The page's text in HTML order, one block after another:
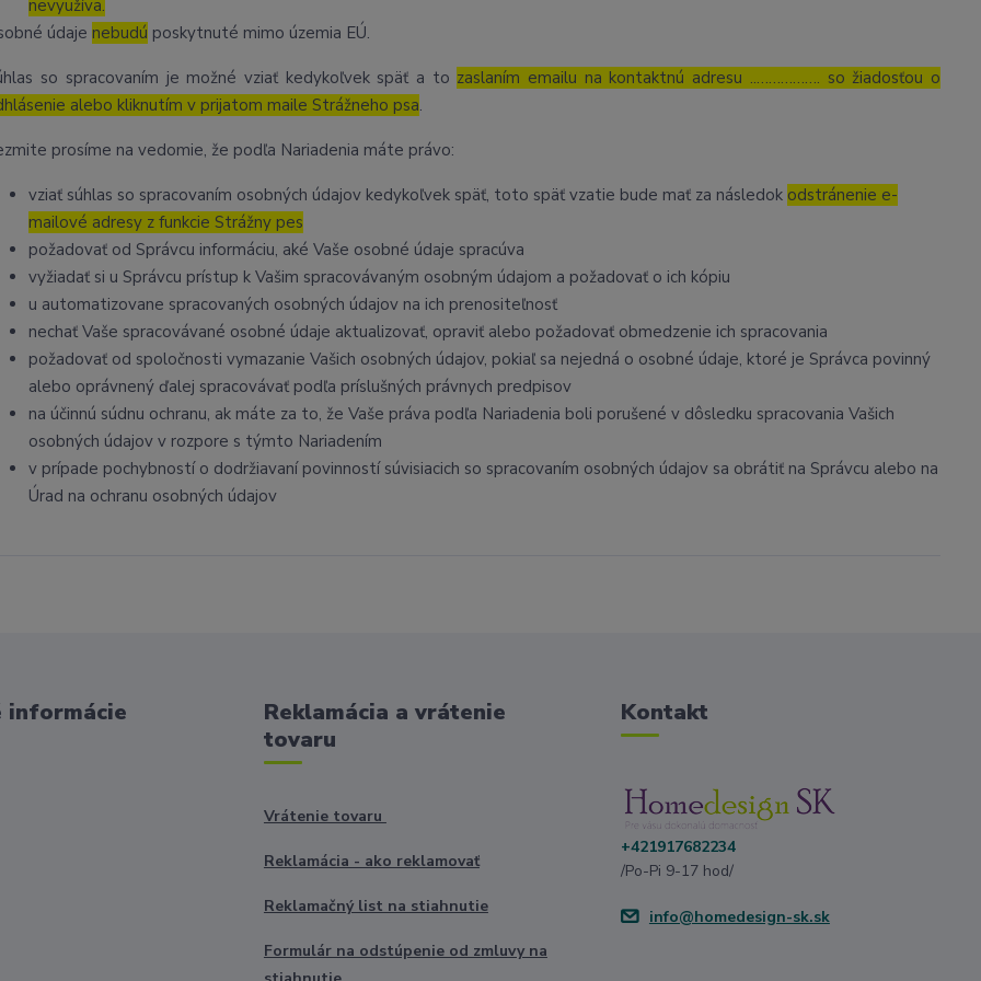
nevyužíva.
údaje nebudú poskytnuté mimo územia EÚ.
so spracovaním je možné vziať kedykoľvek späť a to zaslaním emailu na kontaktnú adresu ..……………. so žiadosťou o
alebo kliknutím v prijatom maile Strážneho psa.
prosíme na vedomie, že podľa Nariadenia máte právo:
vziať súhlas so spracovaním osobných údajov kedykoľvek späť, toto späť vzatie bude mať za následok odstránenie e-
mailové adresy z funkcie Strážny pes
požadovať od Správcu informáciu, aké Vaše osobné údaje spracúva
vyžiadať si u Správcu prístup k Vašim spracovávaným osobným údajom a požadovať o ich kópiu
u automatizovane spracovaných osobných údajov na ich prenositeľnosť
nechať Vaše spracovávané osobné údaje aktualizovať, opraviť alebo požadovať obmedzenie ich spracovania
požadovať od spoločnosti vymazanie Vašich osobných údajov, pokiaľ sa nejedná o osobné údaje, ktoré je Správca povinný
alebo oprávnený ďalej spracovávať podľa príslušných právnych predpisov
na účinnú súdnu ochranu, ak máte za to, že Vaše práva podľa Nariadenia boli porušené v dôsledku spracovania Vašich
osobných údajov v rozpore s týmto Nariadením
v prípade pochybností o dodržiavaní povinností súvisiacich so spracovaním osobných údajov sa obrátiť na Správcu alebo na
Úrad na ochranu osobných údajov
informácie
Reklamácia a vrátenie
tovaru
Vrátenie tovaru
Reklamácia - ako reklamovať
Reklamačný list na stiahnutie
Formulár na odstúpenie od zmluvy na
Kontakt
+421917682234
/Po-Pi 9-17 hod/
info@homedesign-sk.sk